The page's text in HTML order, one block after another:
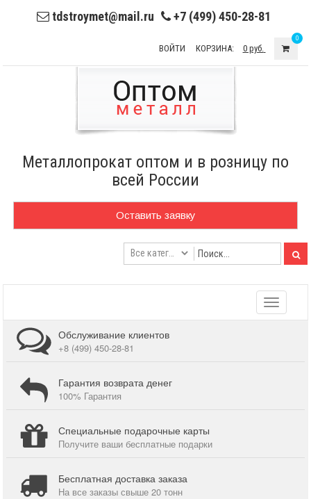
tdstroymet@mail.ru +7 (499) 450-28-81
ВОЙТИ КОРЗИНА: 0 руб.
0
Металлопрокат оптом и в розницу по
всей России
Оставить заявку
Toggle
Обслуживание клиентов
+8 (499) 450-28-81
Гарантия возврата денег
100% Гарантия
Специальные подарочные карты
Получите ваши бесплатные подарки
Бесплатная доставка заказа
На все заказы свыше 20 тонн